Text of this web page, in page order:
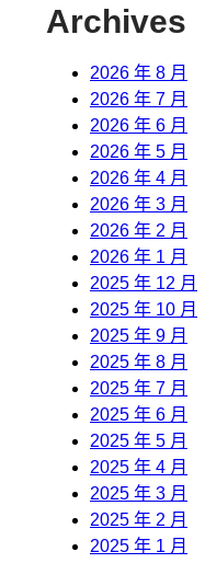
Archives
2026 年 8 月
2026 年 7 月
2026 年 6 月
2026 年 5 月
2026 年 4 月
2026 年 3 月
2026 年 2 月
2026 年 1 月
2025 年 12 月
2025 年 10 月
2025 年 9 月
2025 年 8 月
2025 年 7 月
2025 年 6 月
2025 年 5 月
2025 年 4 月
2025 年 3 月
2025 年 2 月
2025 年 1 月